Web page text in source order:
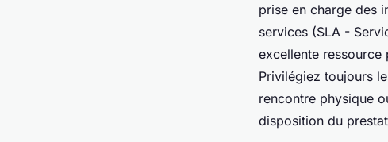
prise en charge des
services (SLA -
excellente
Privilégiez toujours
rencontre physique
disposition du